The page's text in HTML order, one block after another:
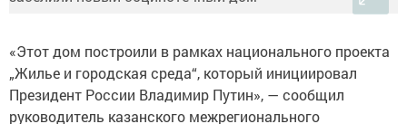
«Этот дом построили в рамках национального проекта
„Жилье и городская среда“, который инициировал
Президент России Владимир Путин», — сообщил
руководитель казанского межрегионального